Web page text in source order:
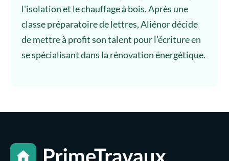
l'isolation et le chauffage à bois. Après une
classe préparatoire de lettres, Aliénor décide
de mettre à profit son talent pour l'écriture en
se spécialisant dans la rénovation énergétique.